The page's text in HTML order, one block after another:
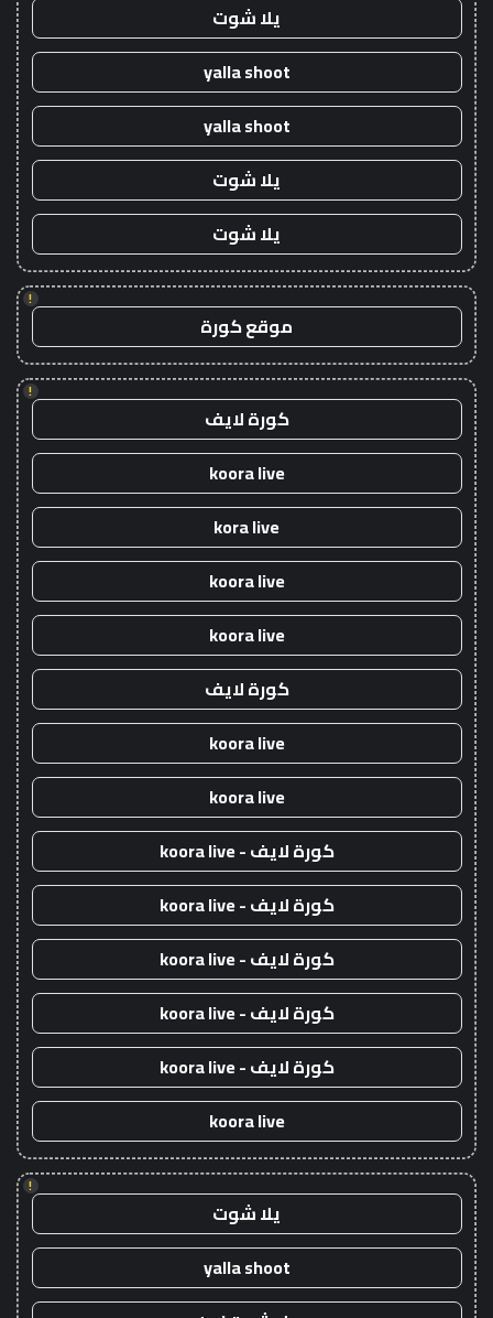
يلا شوت
yalla shoot
yalla shoot
يلا شوت
يلا شوت
!
موقع كورة
!
كورة لايف
koora live
kora live
koora live
koora live
كورة لايف
koora live
koora live
كورة لايف - koora live
كورة لايف - koora live
كورة لايف - koora live
كورة لايف - koora live
كورة لايف - koora live
koora live
!
يلا شوت
yalla shoot